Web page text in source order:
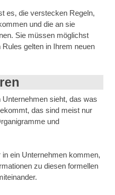
es, die verstecken Regeln,
und die an sie
Sie müssen möglichst
gelten in Ihrem neuen
sieht, das was
das sind meist nur
und
ein Unternehmen kommen,
zu diesen formellen